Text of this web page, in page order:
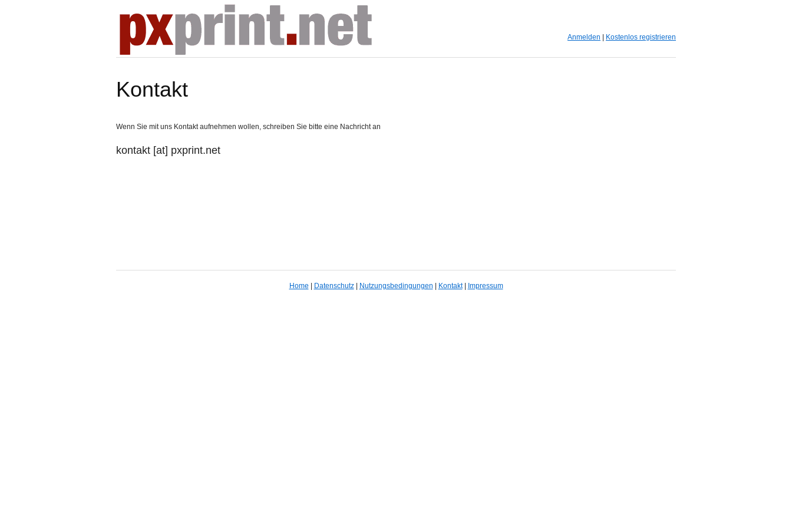
Anmelden Kostenlos registrieren
Kontakt
Wenn Sie mit uns Kontakt aufnehmen wollen, schreiben Sie bitte eine Nachricht an
kontakt [at] pxprint.net
Home Datenschutz| Nutzungsbedingungen Kontakt| Impressum